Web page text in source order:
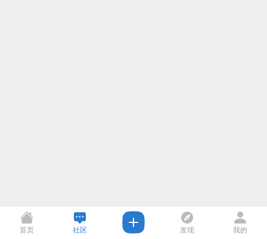
首页 社区 发现 我的